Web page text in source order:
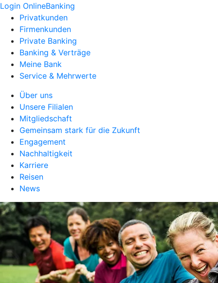
Login OnlineBanking
Privatkunden
Firmenkunden
Private Banking
Banking & Verträge
Meine Bank
Service & Mehrwerte
Über uns
Unsere Filialen
Mitgliedschaft
Gemeinsam stark für die Zukunft
Engagement
Nachhaltigkeit
Karriere
Reisen
News